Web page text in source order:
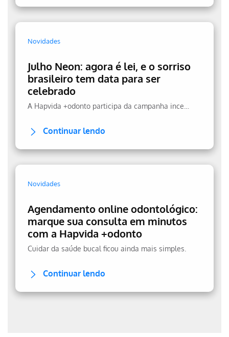
Novidades
Julho Neon: agora é lei, e o sorriso
brasileiro tem data para ser
celebrado
Continuar lendo
Novidades
Agendamento online odontológico:
marque sua consulta em minutos
com a Hapvida +odonto
Cuidar da saúde bucal ficou ainda mais simples.
Continuar lendo